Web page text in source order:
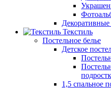
Текстиль
Постельное белье
Детское
1,5 спальное